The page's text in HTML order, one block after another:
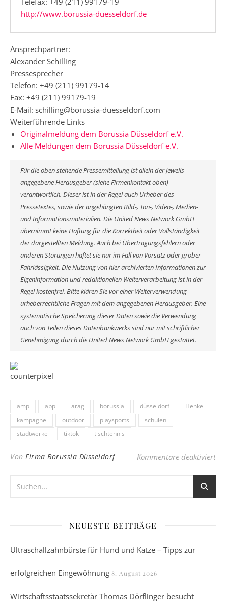
http://www.borussia-duesseldorf.de
Ansprechpartner:
Alexander Schilling
Pressesprecher
Telefon: +49 (211) 99179-14
Fax: +49 (211) 99179-19
E-Mail: schilling@borussia-duesseldorf.com
Weiterführende Links
Originalmeldung dem Borussia Düsseldorf e.V.
Alle Meldungen dem Borussia Düsseldorf e.V.
Für die oben stehende Pressemitteilung ist allein der jeweils
angegebene Herausgeber (siehe Firmenkontakt oben)
verantwortlich. Dieser ist in der Regel auch Urheber des
Pressetextes, sowie der angehängten Bild-, Ton-, Video-, Medien-
und Informationsmaterialien. Die United News Network GmbH
übernimmt keine Haftung für die Korrektheit oder Vollständigkeit
der dargestellten Meldung. Auch bei Übertragungsfehlern oder
anderen Störungen haftet sie nur im Fall von Vorsatz oder grober
Fahrlässigkeit. Die Nutzung von hier archivierten Informationen zur
Eigeninformation und redaktionellen Weiterverarbeitung ist in der
Regel kostenfrei. Bitte klären Sie vor einer Weiterverwendung
urheberrechtliche Fragen mit dem angegebenen Herausgeber. Eine
systematische Speicherung dieser Daten sowie die Verwendung
auch von Teilen dieses Datenbankwerks sind nur mit schriftlicher
Genehmigung durch die United News Network GmbH gestattet.
amp app arag borussia düsseldorf
Henkel
kampagne
outdoor playsports
schulen
stadtwerke
tiktok tischtennis
Von Firma Borussia Düsseldorf Kommentare deaktiviertfür
NEUESTE BEITRÄGE
Ultraschallzahnbürste für Hund und Katze – Tipps zur
erfolgreichen Eingewöhnung 8. August 2026
Wirtschaftsstaatssekretär Thomas Dörflinger besucht